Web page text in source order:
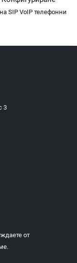
SIP VoIP телефонни
3
от